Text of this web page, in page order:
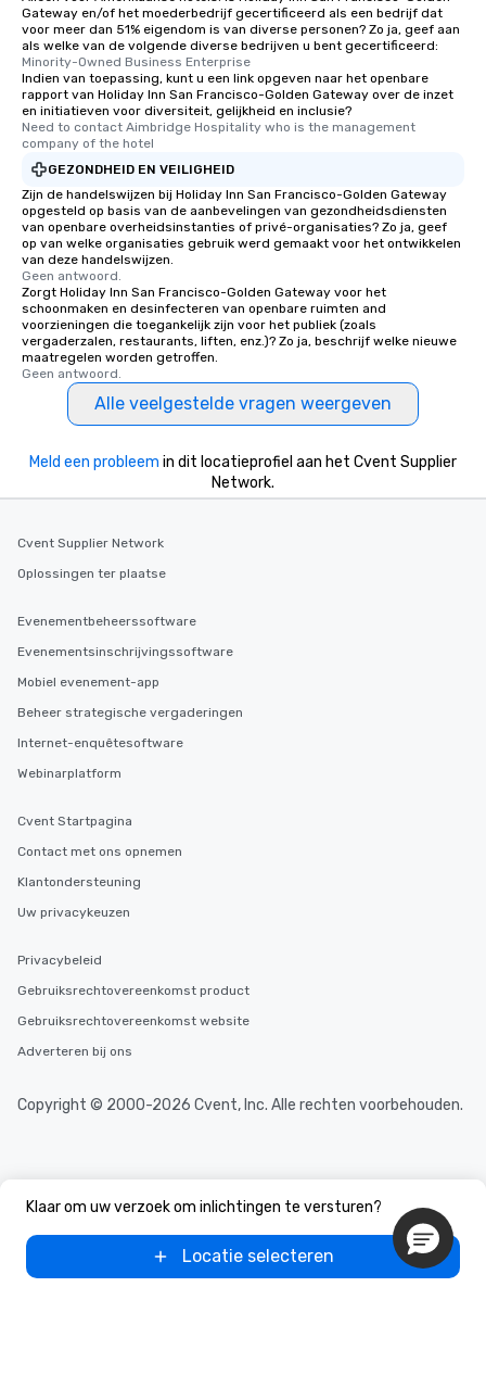
Gateway en/of het moederbedrijf gecertificeerd als een bedrijf dat
voor meer dan 51% eigendom is van diverse personen? Zo ja, geef aan
als welke van de volgende diverse bedrijven u bent gecertificeerd:
Minority-Owned Business Enterprise
Indien van toepassing, kunt u een link opgeven naar het openbare
rapport van Holiday Inn San Francisco-Golden Gateway over de inzet
en initiatieven voor diversiteit, gelijkheid en inclusie?
Need to contact Aimbridge Hospitality who is the management
company of the hotel
GEZONDHEID EN VEILIGHEID
Zijn de handelswijzen bij Holiday Inn San Francisco-Golden Gateway
opgesteld op basis van de aanbevelingen van gezondheidsdiensten
van openbare overheidsinstanties of privé-organisaties? Zo ja, geef
op van welke organisaties gebruik werd gemaakt voor het ontwikkelen
van deze handelswijzen.
Geen antwoord.
Zorgt Holiday Inn San Francisco-Golden Gateway voor het
schoonmaken en desinfecteren van openbare ruimten and
voorzieningen die toegankelijk zijn voor het publiek (zoals
vergaderzalen, restaurants, liften, enz.)? Zo ja, beschrijf welke nieuwe
maatregelen worden getroffen.
Geen antwoord.
Alle veelgestelde vragen weergeven
Klaar om uw verzoek om inlichtingen te versturen?
Locatie selecteren
Meld een probleem in dit locatieprofiel aan het Cvent Supplier
Network.
Cvent Supplier Network
Oplossingen ter plaatse
Evenementbeheerssoftware
Evenementsinschrijvingssoftware
Mobiel evenement-app
Beheer strategische vergaderingen
Internet-enquêtesoftware
Webinarplatform
Cvent Startpagina
Contact met ons opnemen
Klantondersteuning
Uw privacykeuzen
Privacybeleid
Gebruiksrechtovereenkomst product
Gebruiksrechtovereenkomst website
Adverteren bij ons
Copyright © 2000-2026 Cvent, Inc. Alle rechten voorbehouden.